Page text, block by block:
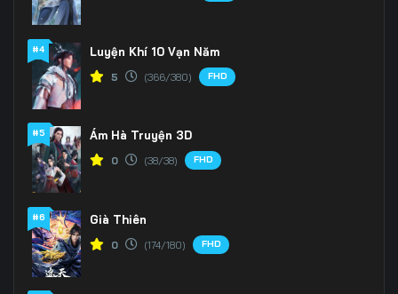
#4 Luyện Khí 10 Vạn Năm
5 (366/380) FHD
#5 Ám Hà Truyện 3D
0 (38/38) FHD
#6 Già Thiên
0 (174/180) FHD